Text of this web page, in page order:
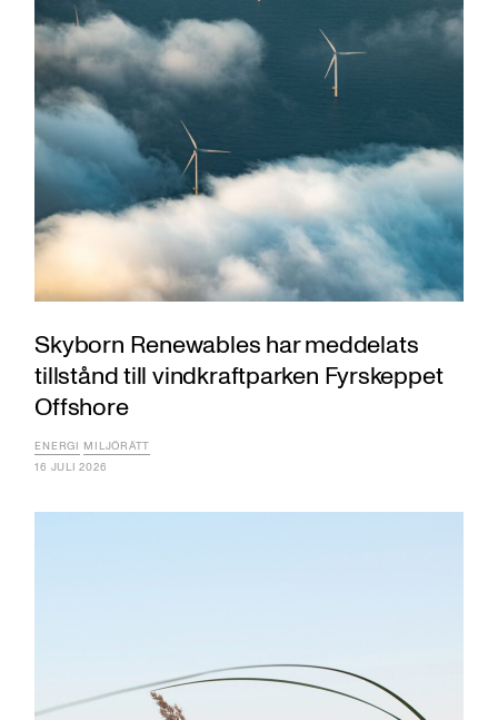
Skyborn Renewables har meddelats
tillstånd till vindkraftparken Fyrskeppet
Offshore
ENERGI MILJÖRÄTT
16 JULI 2026